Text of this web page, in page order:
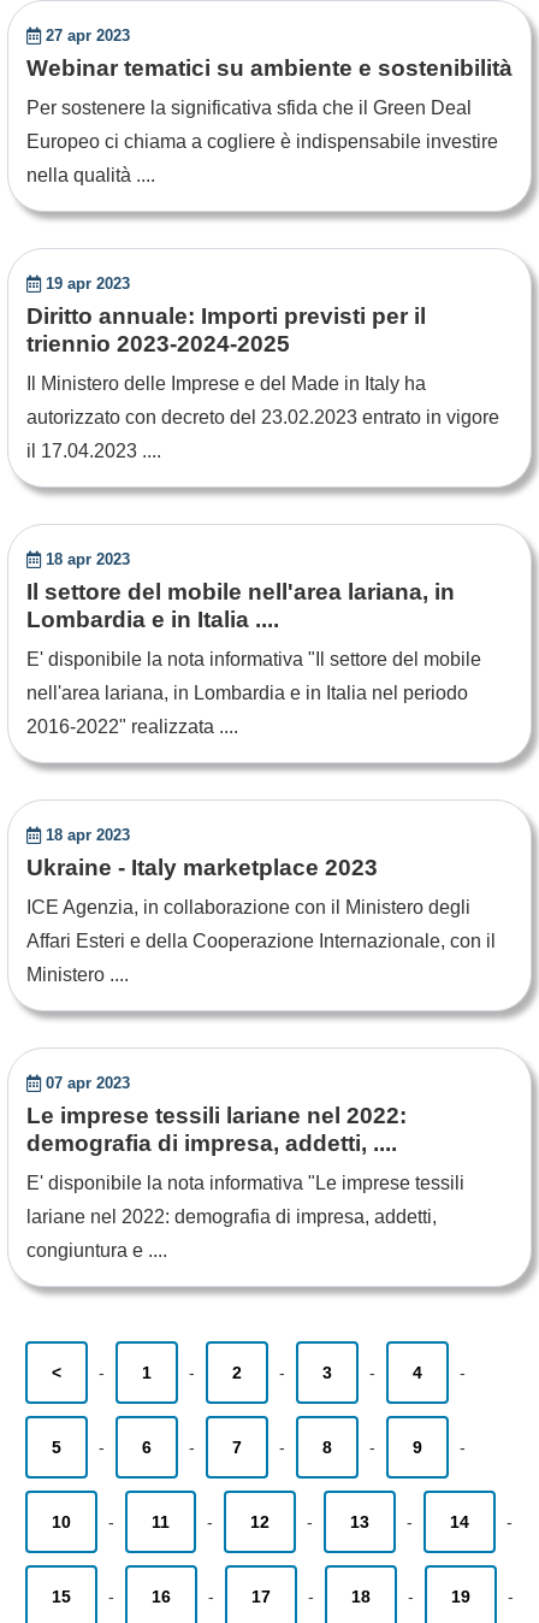
27 apr 2023
Webinar tematici su ambiente e sostenibilità
Per sostenere la significativa sfida che il Green Deal
Europeo ci chiama a cogliere è indispensabile investire
nella qualità ....
19 apr 2023
Diritto annuale: Importi previsti per il
triennio 2023-2024-2025
Il Ministero delle Imprese e del Made in Italy ha
autorizzato con decreto del 23.02.2023 entrato in vigore
il 17.04.2023 ....
18 apr 2023
Il settore del mobile nell'area lariana, in
Lombardia e in Italia ....
E' disponibile la nota informativa "Il settore del mobile
nell'area lariana, in Lombardia e in Italia nel periodo
2016-2022" realizzata ....
18 apr 2023
Ukraine - Italy marketplace 2023
ICE Agenzia, in collaborazione con il Ministero degli
Affari Esteri e della Cooperazione Internazionale, con il
Ministero ....
07 apr 2023
Le imprese tessili lariane nel 2022:
demografia di impresa, addetti, ....
E' disponibile la nota informativa "Le imprese tessili
lariane nel 2022: demografia di impresa, addetti,
congiuntura e ....
< - 1 - 2 - 3 - 4 -
5 - 6 - 7 - 8 - 9 -
10 - 11 - 12 - 13 - 14 -
15 - 16 - 17 - 18 - 19 -